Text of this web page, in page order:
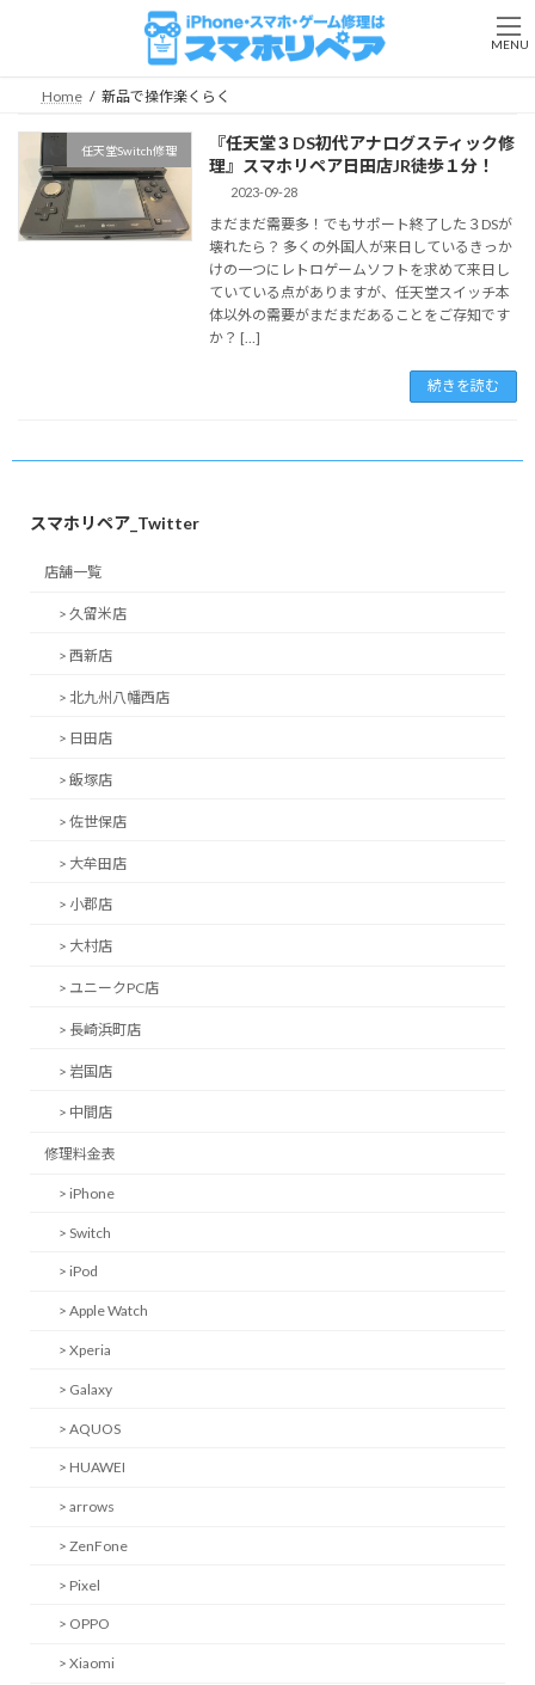
Home 新品で操作楽くらく
任天堂Switch修理
『任天堂３DS初代アナログスティック修
理』スマホリペア日田店JR徒歩１分！
2023-09-28
まだまだ需要多！でもサポート終了した３DSが
壊れたら？ 多くの外国人が来日しているきっか
けの一つにレトロゲームソフトを求めて来日し
ていている点がありますが、任天堂スイッチ本
体以外の需要がまだまだあることをご存知です
か？ […]
続きを読む
スマホリペア_Twitter
店舗一覧
> 久留米店
> 西新店
> 北九州八幡西店
> 日田店
> 飯塚店
> 佐世保店
> 大牟田店
> 小郡店
> 大村店
> ユニークPC店
> 長崎浜町店
> 岩国店
> 中間店
修理料金表
> iPhone
> Switch
> iPod
> Apple Watch
> Xperia
> Galaxy
> AQUOS
> HUAWEI
> arrows
> ZenFone
> Pixel
> OPPO
> Xiaomi
MENU